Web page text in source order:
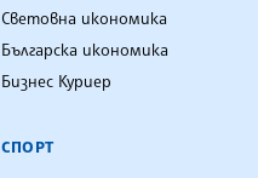
Световна икономика
Българска икономика
Бизнес Куриер
СПОРТ